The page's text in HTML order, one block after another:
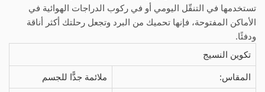
تستخدمها في التنقّل اليومي أو في ركوب الدراجات الهوائية في
الأماكن المفتوحة، فإنها تحميك من البرد وتجعل رحلتك أكثر أناقة
ودفئًا.
تكوين النسيج
المقاس:
ملائمة جدًّا للجسم